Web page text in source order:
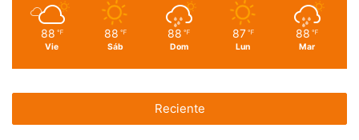
88 ℉
Vie
88 ℉
Sáb
88 ℉
Dom
87 ℉
Lun
88 ℉
Mar
Reciente